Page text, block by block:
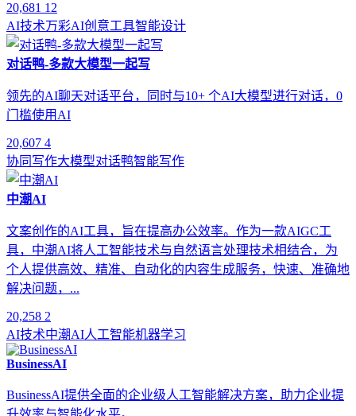
20,681 12
AI技术万彩AI创意工具智能设计
对话鸭-多款大模型一起写
领先的AI聊天对话平台，同时与10+ 个AI大模型进行对话，0
门槛使用AI
20,607 4
协同写作大模型对话鸭智能写作
中潮AI
文案创作的AI工具，旨在提高办公效率。作为一款AIGC工
具，中潮AI将人工智能技术与自然语言处理技术相结合，为
个人提供高效、精准、自动化的内容生成服务，快速、准确地
解决问题，...
20,258 2
AI技术中潮AI人工智能机器学习
BusinessAI
BusinessAI提供全面的企业级人工智能解决方案，助力企业提